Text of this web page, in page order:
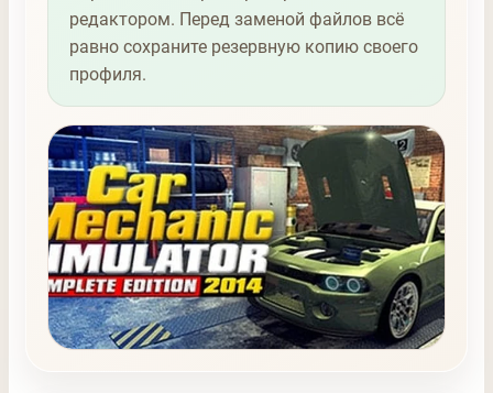
редактором. Перед заменой файлов всё
равно сохраните резервную копию своего
профиля.